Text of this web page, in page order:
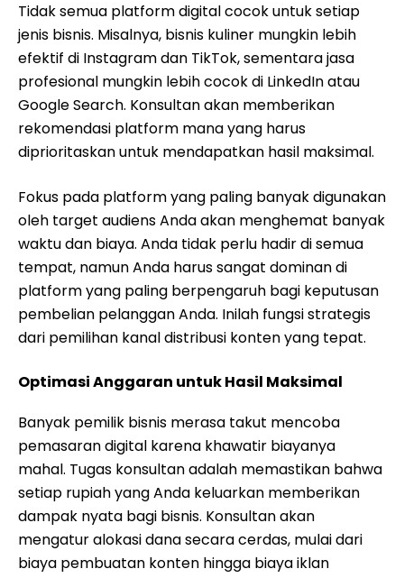
Tidak semua platform digital cocok untuk setiap
jenis bisnis. Misalnya, bisnis kuliner mungkin lebih
efektif di Instagram dan TikTok, sementara jasa
profesional mungkin lebih cocok di LinkedIn atau
Google Search. Konsultan akan memberikan
rekomendasi platform mana yang harus
diprioritaskan untuk mendapatkan hasil maksimal.
Fokus pada platform yang paling banyak digunakan
oleh target audiens Anda akan menghemat banyak
waktu dan biaya. Anda tidak perlu hadir di semua
tempat, namun Anda harus sangat dominan di
platform yang paling berpengaruh bagi keputusan
pembelian pelanggan Anda. Inilah fungsi strategis
dari pemilihan kanal distribusi konten yang tepat.
Optimasi Anggaran untuk Hasil Maksimal
Banyak pemilik bisnis merasa takut mencoba
pemasaran digital karena khawatir biayanya
mahal. Tugas konsultan adalah memastikan bahwa
setiap rupiah yang Anda keluarkan memberikan
dampak nyata bagi bisnis. Konsultan akan
mengatur alokasi dana secara cerdas, mulai dari
biaya pembuatan konten hingga biaya iklan